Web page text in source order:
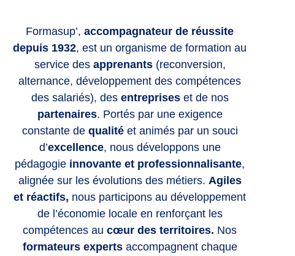
Formasup’,accompagnateur de réussite
depuis 1932, est un organisme de formation au
service des apprenants(reconversion,
alternance, développement des compétences
des salariés), des entrepriseset de nos
partenaires. Portés par une exigence
constante de qualitéet animés par un souci
d’excellence, nous développons une
pédagogie innovante et professionnalisante,
alignée sur les évolutions des métiers. Agiles
et réactifs, nous participons au développement
de l’économie locale en renforçant les
compétences au cœur des territoires. Nos
formateurs expertsaccompagnent chaque